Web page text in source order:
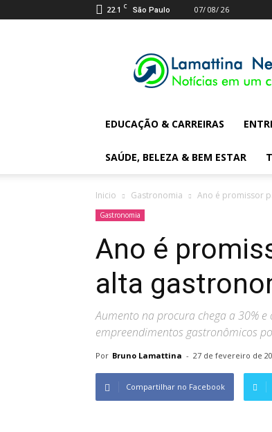
22.1 C São Paulo 07/ 08/ 26
Digital
News
EDUCAÇÃO & CARREIRAS
SAÚDE, BELEZA & BEM ESTAR
Inicio Gastronomia Ano é promissor
Gastronomia
Ano é
alta
Aumento na procura chega a 30%
empreendimentos gastronômicos
Por Bruno Lamattina - 27 de fevereiro de
Compartilhar no Facebook